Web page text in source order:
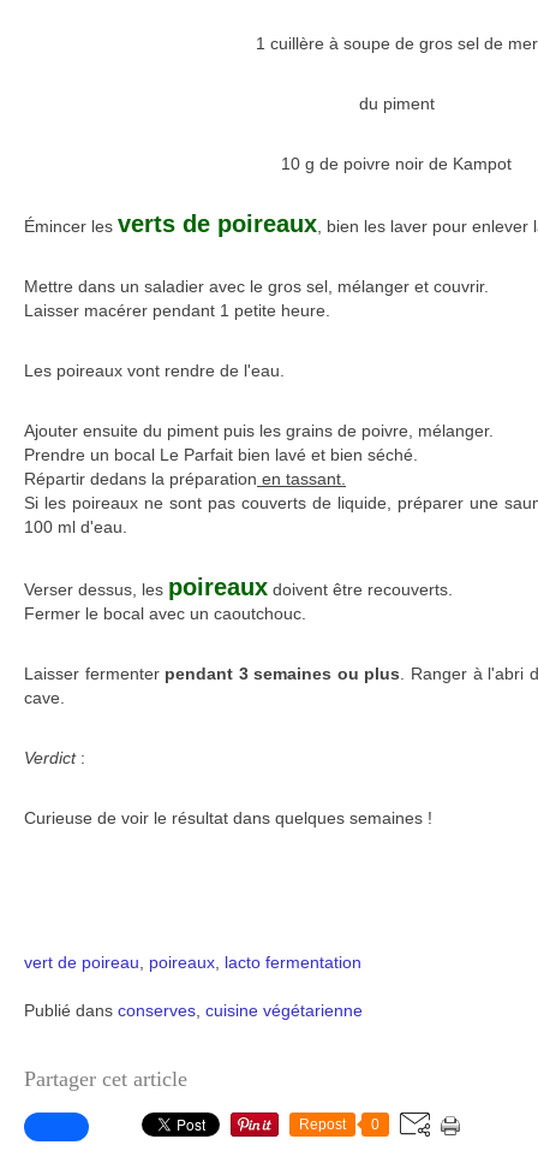
1 cuillère à soupe de gros sel de mer
du piment
10 g de poivre noir de Kampot
Émincer les verts de poireaux , bien les laver pour
Mettre dans un saladier avec le gros sel, mélanger et couvrir.
Laisser macérer pendant 1 petite heure.
Les poireaux vont rendre de l'eau.
Ajouter ensuite du piment puis les grains de poivre, mélanger.
Prendre un bocal Le Parfait bien lavé et bien séché.
Répartir dedans la préparation en tassant.
Si les poireaux ne sont pas couverts de liquide, préparer une
100 ml d'eau.
Verser dessus, les poireaux doivent être recouverts.
Fermer le bocal avec un caoutchouc.
Laisser fermenterpendant 3 semaines ou plus . Ranger à l'abri
cave.
Verdict:
Curieuse de voir le résultat dans quelques semaines !
vert de poireau poireaux lacto fermentation
Publié dans conserves cuisine végétarienne
Partager cet article
Repost 0